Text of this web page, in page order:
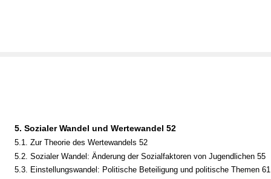
5. Sozialer Wandel und Wertewandel 52
5.1. Zur Theorie des Wertewandels 52
5.2. Sozialer Wandel: Änderung der Sozialfaktoren von Jugendlichen 55
5.3. Einstellungswandel: Politische Beteiligung und politische Themen 61